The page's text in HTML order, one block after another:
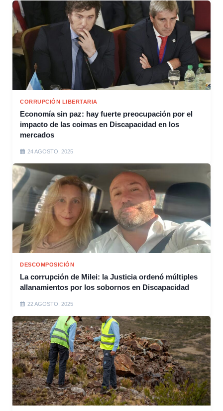
CORRUPCIÓN LIBERTARIA
Economía sin paz: hay fuerte preocupación por el
impacto de las coimas en Discapacidad en los
mercados
24 AGOSTO, 2025
DESCOMPOSICIÓN
La corrupción de Milei: la Justicia ordenó múltiples
allanamientos por los sobornos en Discapacidad
22 AGOSTO, 2025